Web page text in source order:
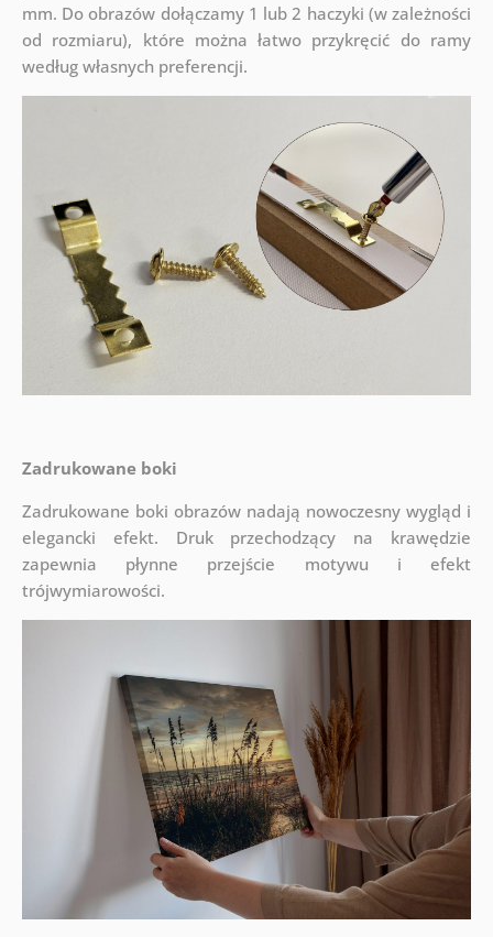
mm. Do obrazów dołączamy 1 lub 2 haczyki (w zależności
od rozmiaru), które można łatwo przykręcić do ramy
według własnych preferencji.
Zadrukowane boki
Zadrukowane boki obrazów nadają nowoczesny wygląd i
elegancki efekt. Druk przechodzący na krawędzie
zapewnia płynne przejście motywu i efekt
trójwymiarowości.